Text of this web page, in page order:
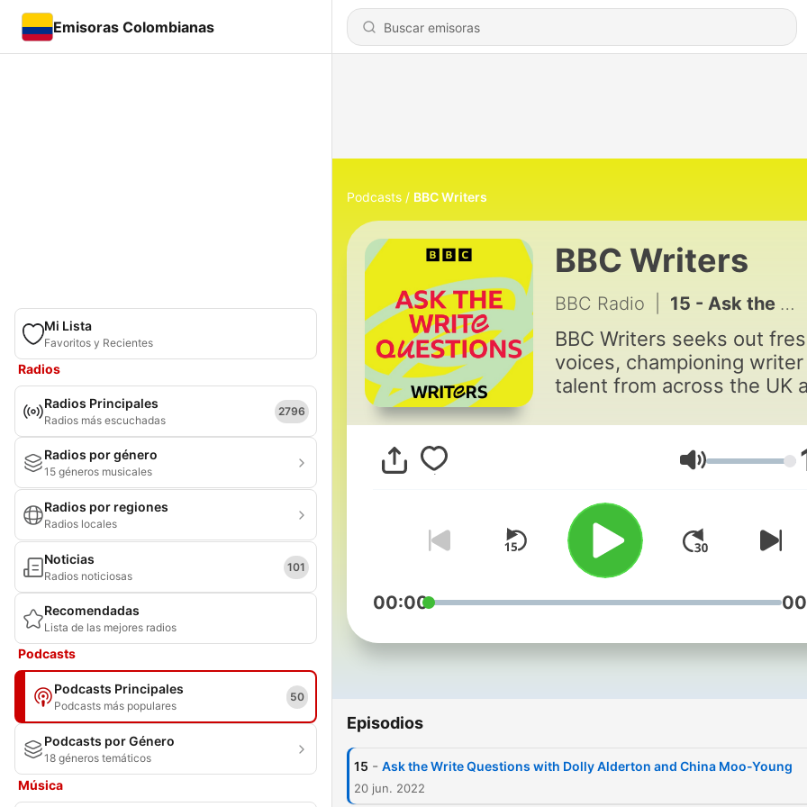
Emisoras Colombianas
Mi Lista
Favoritos y Recientes
Radios
Radios Principales
Radios más escuchadas
2796
Radios por género
15 géneros musicales
Radios por regiones
Radios locales
Noticias
Radios noticiosas
101
Recomendadas
Lista de las mejores radios
Podcasts
Podcasts Principales
Podcasts más populares
50
Podcasts por Género
18 géneros temáticos
Música
Podcasts BBC Writers
BBC Writers
BBC Radio 15 - Ask the Write Questions with Dolly Alderton and China Moo-Young
BBC Writers seeks out
voices, championing writer
talent from across the UK
support, develop and
challenge writers
their careers, across the
Volumen
00:00
Episodios
15 - Ask the Write Questions with Dolly Alderton and China Moo-Young
20 jun. 2022